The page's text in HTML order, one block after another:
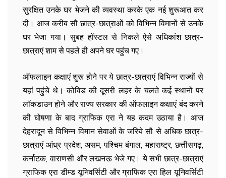
सुरक्षित उनके घर भेजने की व्यवस्था करके एक नई शुरूआत कर
दी। आज करीब सौ छात्र-छात्राओं को विभिन्न विमानों से उनके
घर भेजा गया। सुबह हॉस्टल से निकले ऐसे अधिकांश छात्र-
छात्राएं शाम से पहले ही अपने घर पहुंच गए।
ऑफलाइन कक्षाएं शुरू होने पर ये छात्र-छात्राएं विभिन्न राज्यों से
यहां पहुंचे थे। कोविड की दूसरी लहर के चलते कई स्थानों पर
लॉकडाउन होने और राज्य सरकार की ऑफलाइन कक्षाएं बंद करने
की घोषणा के बाद ग्राफिक एरा ने यह कदम उठाया है। आज
देहरादून से विभिन्न विमान सेवाओं के जरिये सौ से अधिक छात्र-
छात्राएं आंध्र प्रदेश, असम, पश्चिम बंगाल, महाराष्ट्र, छत्तीसगढ़,
कर्नाटक, वाराणसी और लखनऊ भेजे गए। ये सभी छात्र-छात्राएं
ग्राफिक एरा डीम्ड यूनिवर्सिटी और ग्राफिक एरा हिल यूनिवर्सिटी